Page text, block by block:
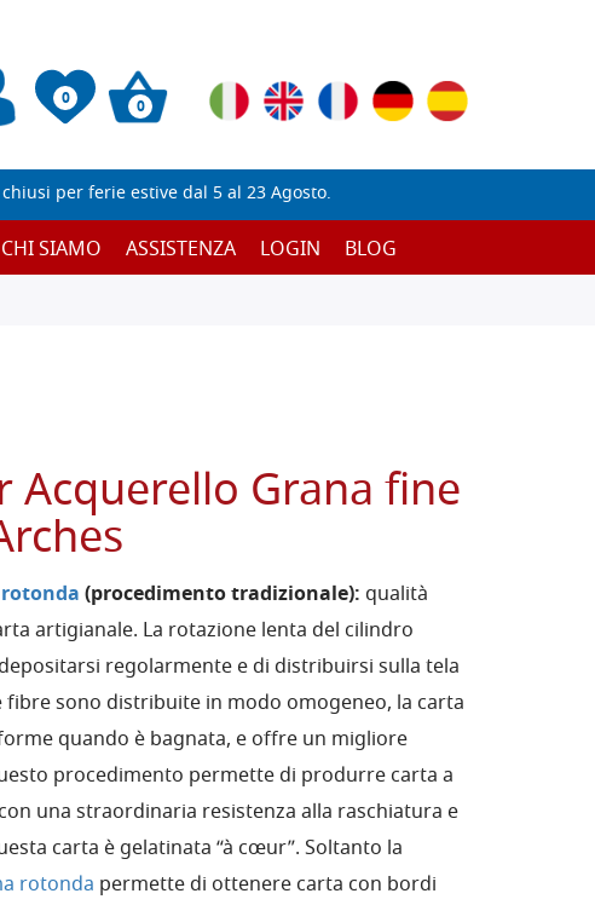
0 0
per ferie estive dal 5 al 23 Agosto.
CHI SIAMO ASSISTENZA LOGIN BLOG
Acquerello Grana fine
(procedimento tradizionale): qualità
artigianale. La rotazione lenta del cilindro
regolarmente e di distribuirsi sulla tela
fibre sono distribuite in modo omogeneo, la carta
quando è bagnata, e offre un migliore
procedimento permette di produrre carta a
una straordinaria resistenza alla raschiatura e
carta è gelatinata “à cœur”. Soltanto la
rotonda permette di ottenere carta con bordi